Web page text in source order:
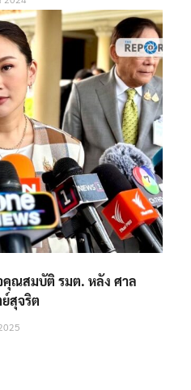
คุณสมบัติ รมต. หลัง ศาล
สุจริต